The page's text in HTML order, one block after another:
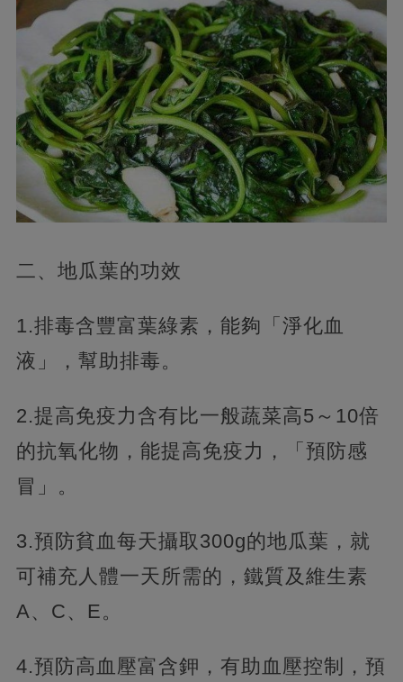
二、地瓜葉的功效
1.排毒含豐富葉綠素，能夠「淨化血
液」，幫助排毒。
2.提高免疫力含有比一般蔬菜高5～10倍
的抗氧化物，能提高免疫力，「預防感
冒」。
3.預防貧血每天攝取300g的地瓜葉，就
可補充人體一天所需的，鐵質及維生素
A、C、E。
4.預防高血壓富含鉀，有助血壓控制，預